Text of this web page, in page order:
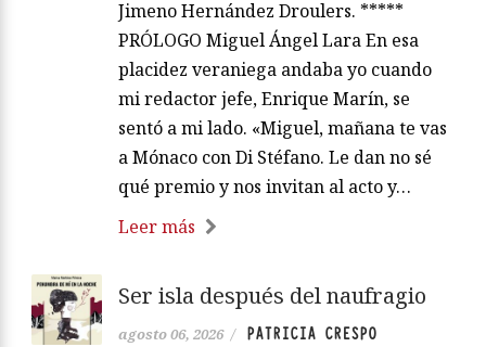
Jimeno Hernández Droulers. *****
PRÓLOGO Miguel Ángel Lara En esa
placidez veraniega andaba yo cuando
mi redactor jefe, Enrique Marín, se
sentó a mi lado. «Miguel, mañana te vas
a Mónaco con Di Stéfano. Le dan no sé
qué premio y nos invitan al acto y…
Leer más
Ser isla después del naufragio
agosto 06, 2026 / PATRICIA CRESPO